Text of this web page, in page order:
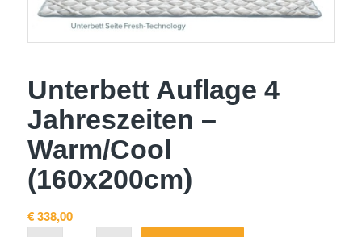
Unterbett Auflage 4
Jahreszeiten –
Warm/Cool
(160x200cm)
€338,00